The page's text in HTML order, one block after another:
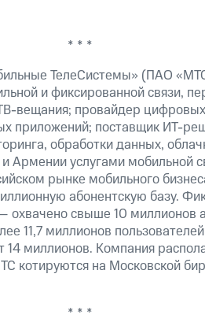
* * *
ТелеСистемы» (ПАО
и фиксированной связи,
вещания; провайдер
приложений; поставщик ИТ-
обработки данных,
Армении услугами мобильной
рынке мобильного
абонентскую базу.
охвачено свыше 10 миллионов
11,7 миллионов
миллионов. Компания
котируются на Московской
* * *